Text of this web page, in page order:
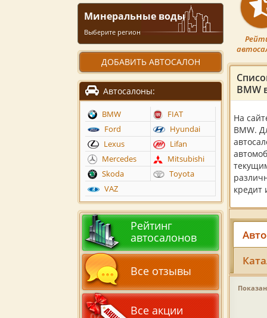
BMW
На
BMW.
кредит
Минеральные воды
Выберите регион
ДОБАВИТЬ АВТОСАЛОН
Автосалоны:
BMW
FIAT
Ford
Hyundai
Lexus
Lifan
Mercedes
Mitsubishi
Skoda
Toyota
VAZ
Рейтинг
автосалонов
Все отзывы
Все акции